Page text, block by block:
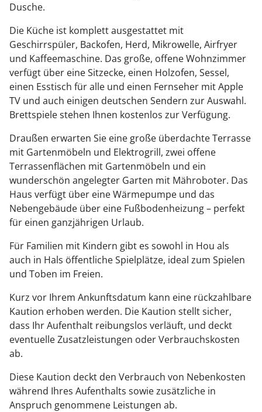
Dusche.
Die Küche ist komplett ausgestattet mit
Geschirrspüler, Backofen, Herd, Mikrowelle, Airfryer
und Kaffeemaschine. Das große, offene Wohnzimmer
verfügt über eine Sitzecke, einen Holzofen, Sessel,
einen Esstisch für alle und einen Fernseher mit Apple
TV und auch einigen deutschen Sendern zur Auswahl.
Brettspiele stehen Ihnen kostenlos zur Verfügung.
Draußen erwarten Sie eine große überdachte Terrasse
mit Gartenmöbeln und Elektrogrill, zwei offene
Terrassenflächen mit Gartenmöbeln und ein
wunderschön angelegter Garten mit Mähroboter. Das
Haus verfügt über eine Wärmepumpe und das
Nebengebäude über eine Fußbodenheizung – perfekt
für einen ganzjährigen Urlaub.
Für Familien mit Kindern gibt es sowohl in Hou als
auch in Hals öffentliche Spielplätze, ideal zum Spielen
und Toben im Freien.
Kurz vor Ihrem Ankunftsdatum kann eine rückzahlbare
Kaution erhoben werden. Die Kaution stellt sicher,
dass Ihr Aufenthalt reibungslos verläuft, und deckt
eventuelle Zusatzleistungen oder Verbrauchskosten
ab.
Diese Kaution deckt den Verbrauch von Nebenkosten
während Ihres Aufenthalts sowie zusätzliche in
Anspruch genommene Leistungen ab.